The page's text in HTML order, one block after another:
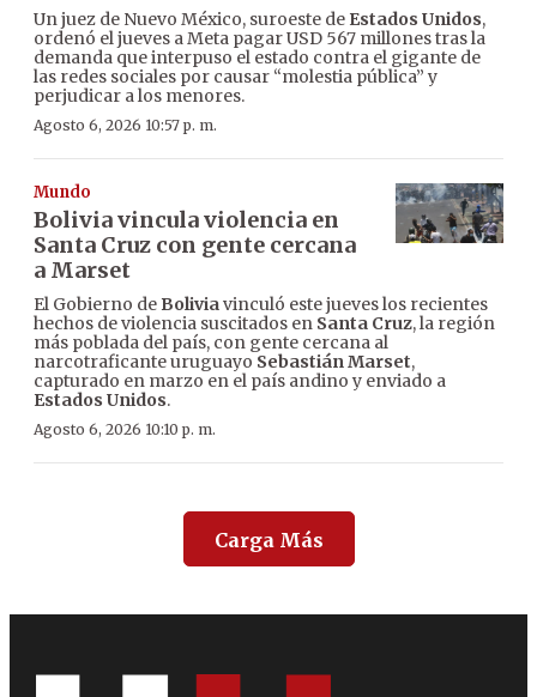
Un juez de Nuevo México, suroeste de Estados Unidos,
ordenó el jueves a Meta pagar USD 567 millones tras la
demanda que interpuso el estado contra el gigante de
las redes sociales por causar “molestia pública” y
perjudicar a los menores.
Agosto 6, 2026 10:57 p. m.
Mundo
Bolivia vincula violencia en
Santa Cruz con gente cercana
a Marset
El Gobierno de Boliviavinculó este jueves los recientes
hechos de violencia suscitados en Santa Cruz, la región
más poblada del país, con gente cercana al
narcotraficante uruguayo Sebastián Marset,
capturado en marzo en el país andino y enviado a
Estados Unidos.
Agosto 6, 2026 10:10 p. m.
Carga Más